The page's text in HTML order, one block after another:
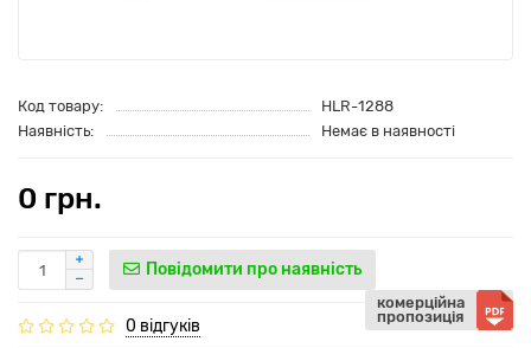
Код товару:
HLR-1288
Наявність:
Немає в наявності
0 грн.
Повідомити про наявність
комерційна
пропозиція
0 відгуків